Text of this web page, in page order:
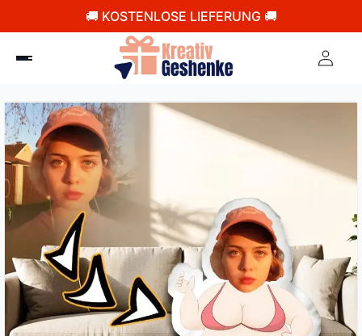
🚚 KOSTENLOSE LIEFERUNG 🚚